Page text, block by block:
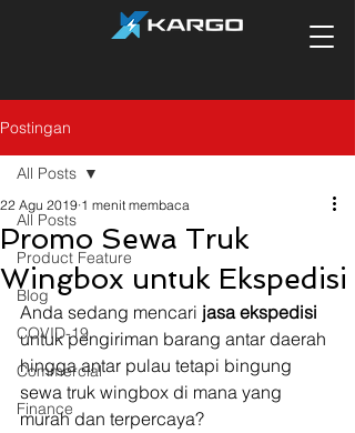
Postingan
All Posts
Product Feature
Blog
COVID-19
Commercial
Finance
All Posts
Promo Sewa Truk
Wingbox untuk Ekspedisi
22 Agu 2019 1 menit membaca
Anda sedang mencari jasa ekspedisi
untuk pengiriman barang antar daerah
hingga antar pulau tetapi bingung
sewa truk wingbox di mana yang
murah dan terpercaya?